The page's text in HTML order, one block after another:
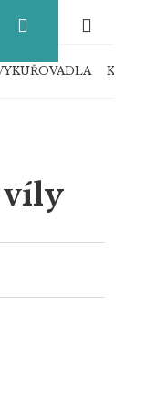
Přihlášení
košík
víly